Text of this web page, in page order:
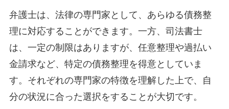
弁護士は、法律の専門家として、あらゆる債務整
理に対応することができます。一方、司法書士
は、一定の制限はありますが、任意整理や過払い
金請求など、特定の債務整理を得意としていま
す。それぞれの専門家の特徴を理解した上で、自
分の状況に合った選択をすることが大切です。